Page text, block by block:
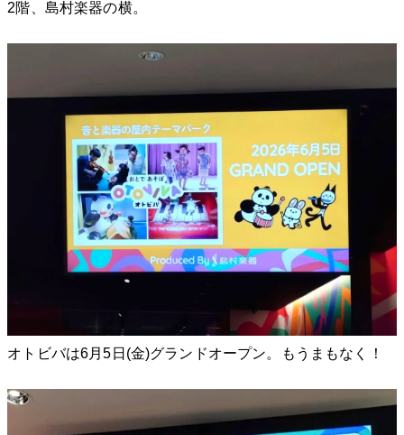
2階、島村楽器の横。
オトビバは6月5日(金)グランドオープン。もうまもなく！